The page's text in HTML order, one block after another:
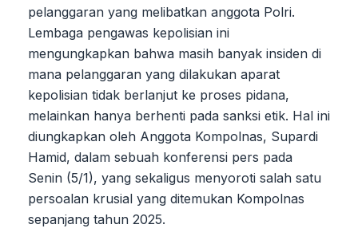
pelanggaran yang melibatkan anggota Polri.
Lembaga pengawas kepolisian ini
mengungkapkan bahwa masih banyak insiden di
mana pelanggaran yang dilakukan aparat
kepolisian tidak berlanjut ke proses pidana,
melainkan hanya berhenti pada sanksi etik. Hal ini
diungkapkan oleh Anggota Kompolnas, Supardi
Hamid, dalam sebuah konferensi pers pada
Senin (5/1), yang sekaligus menyoroti salah satu
persoalan krusial yang ditemukan Kompolnas
sepanjang tahun 2025.